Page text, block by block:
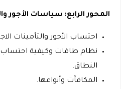
المحور الرابع: سياسات الأجور
احتساب الأجور والتأمينات
نظام طاقات وكيفية
النطاق.
المكافآت وأنواعها.